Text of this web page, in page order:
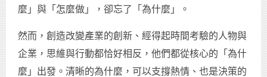
麼」與「怎麼做」，卻忘了「為什麼」。
然而，創造改變產業的創新、經得起時間考驗的人物與
企業，思維與行動都恰好相反，他們都從核心的「為什
麼」出發。清晰的為什麼，可以支撐熱情、也是決策的